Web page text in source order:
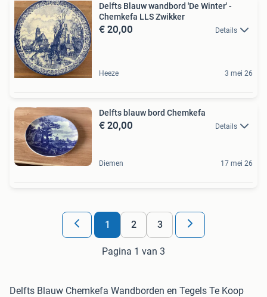
Delfts Blauw wandbord 'De Winter' -
Chemkefa LLS Zwikker
€ 20,00 Details
Heeze 3 mei 26
Delfts blauw bord Chemkefa
€ 20,00 Details
Diemen 17 mei 26
1 2 3
Pagina 1 van 3
Delfts Blauw Chemkefa Wandborden en Tegels Te Koop